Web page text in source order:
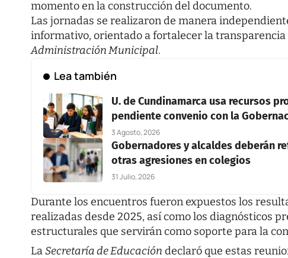
momento en la construcción del documento.
Las jornadas se realizaron de manera
informativo, orientado a fortalecer la
Administración Municipal.
Lea también
U. de Cundinamarca usa recursos
pendiente convenio con la
3 Agosto, 2026
Gobernadores y alcaldes deberán
otras agresiones en colegios
31 Julio, 2026
Durante los encuentros fueron expuestos los
realizadas desde 2025, así como los diagnósticos
estructurales que servirán como soporte para la
LaSecretaría de Educación declaró que estas